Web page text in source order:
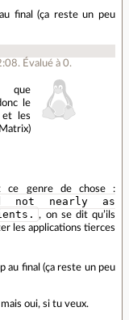
final (ça reste un peu
. Évalué à 0.
que
le
et les
ce genre de chose :
not nearly as
, on se dit qu’ils
les applications tierces
au final (ça reste un peu
oui, si tu veux.